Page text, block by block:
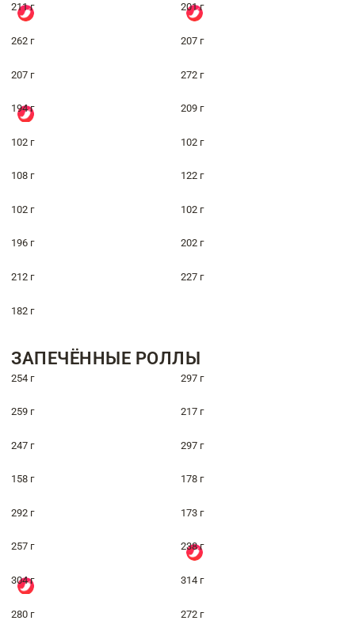
211 г 201 г
262 г 207 г
207 г 272 г
194 г 209 г
102 г 102 г
108 г 122 г
102 г 102 г
196 г 202 г
212 г 227 г
182 г
ЗАПЕЧЁННЫЕ РОЛЛЫ
254 г 297 г
259 г 217 г
247 г 297 г
158 г 178 г
292 г 173 г
257 г 238 г
304 г 314 г
280 г 272 г